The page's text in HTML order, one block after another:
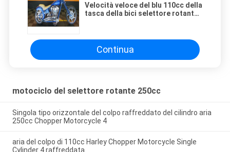
Velocità veloce del blu 110cc della
tasca della bici selettore rotante
Continua
motociclo del selettore rotante 250cc
Singola tipo orizzontale del colpo raffreddato del cilindro aria
250cc Chopper Motorcycle 4
aria del colpo di 110cc Harley Chopper Motorcycle Single
Cylinder 4 raffreddata